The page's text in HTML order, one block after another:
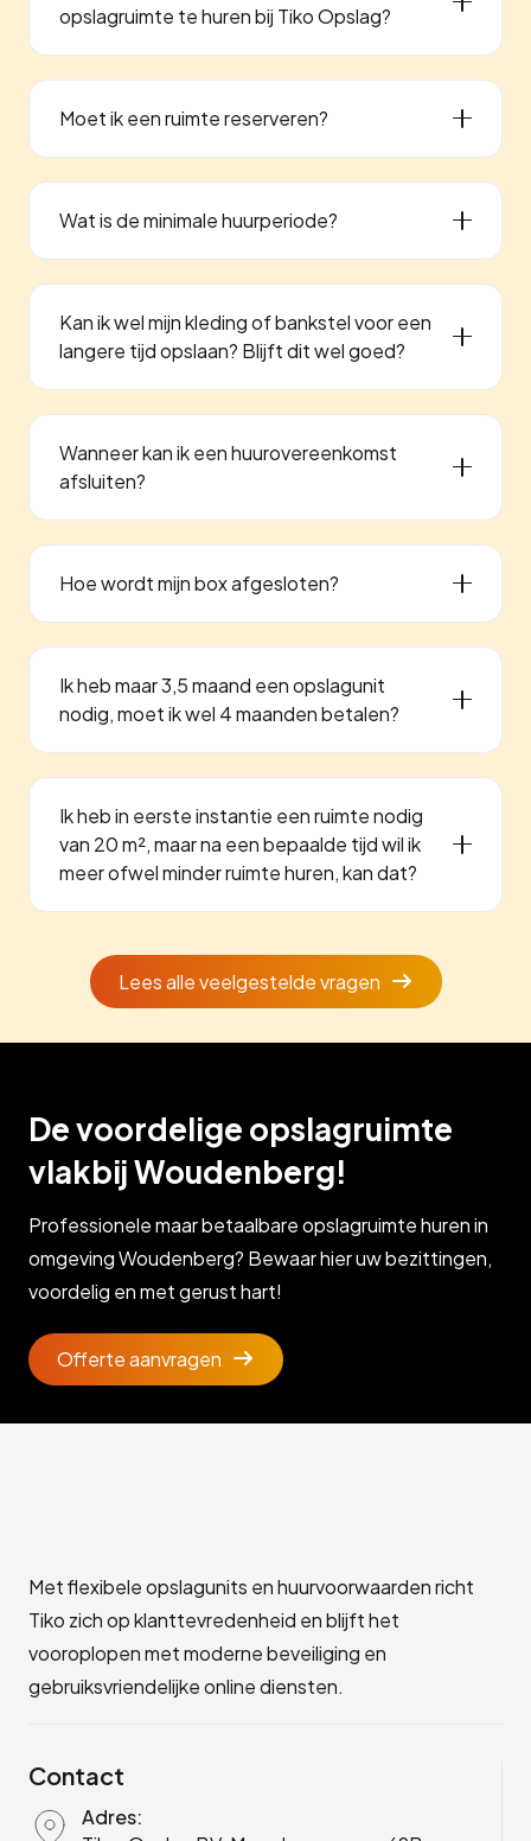
opslagruimte te huren bij Tiko Opslag?
Moet ik een ruimte reserveren?
Wat is de minimale huurperiode?
Kan ik wel mijn kleding of bankstel voor een
langere tijd opslaan? Blijft dit wel goed?
Wanneer kan ik een huurovereenkomst
afsluiten?
Hoe wordt mijn box afgesloten?
Ik heb maar 3,5 maand een opslagunit
nodig, moet ik wel 4 maanden betalen?
Ik heb in eerste instantie een ruimte nodig
van 20 m², maar na een bepaalde tijd wil ik
meer ofwel minder ruimte huren, kan dat?
Lees alle veelgestelde vragen
De voordelige opslagruimte
vlakbij Woudenberg!
Professionele maar betaalbare opslagruimte huren in
omgeving Woudenberg? Bewaar hier uw bezittingen,
voordelig en met gerust hart!
Offerte aanvragen
Met flexibele opslagunits en huurvoorwaarden richt
Tiko zich op klanttevredenheid en blijft het
vooroplopen met moderne beveiliging en
gebruiksvriendelijke online diensten.
Contact
Adres: